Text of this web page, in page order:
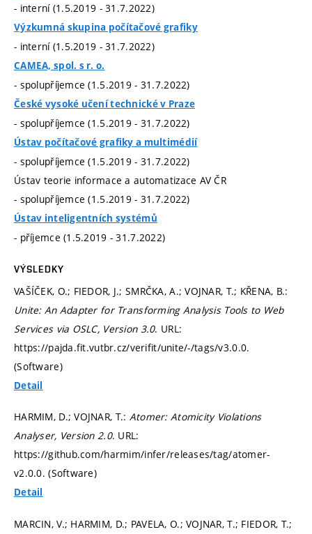
- interní (1.5.2019 - 31.7.2022)
Výzkumná skupina počítačové grafiky
- interní (1.5.2019 - 31.7.2022)
CAMEA, spol. s r. o.
- spolupříjemce (1.5.2019 - 31.7.2022)
České vysoké učení technické v Praze
- spolupříjemce (1.5.2019 - 31.7.2022)
Ústav počítačové grafiky a multimédií
- spolupříjemce (1.5.2019 - 31.7.2022)
Ústav teorie informace a automatizace AV ČR
- spolupříjemce (1.5.2019 - 31.7.2022)
Ústav inteligentních systémů
- příjemce (1.5.2019 - 31.7.2022)
VÝSLEDKY
VAŠÍČEK, O.; FIEDOR, J.; SMRČKA, A.; VOJNAR, T.; KŘENA, B.:
Unite: An Adapter for Transforming Analysis Tools to Web
Services via OSLC, Version 3.0. URL:
https://pajda.fit.vutbr.cz/verifit/unite/-/tags/v3.0.0.
(Software)
Detail
HARMIM, D.; VOJNAR, T.: Atomer: Atomicity Violations
Analyser, Version 2.0. URL:
https://github.com/harmim/infer/releases/tag/atomer-
v2.0.0. (Software)
Detail
MARCIN, V.; HARMIM, D.; PAVELA, O.; VOJNAR, T.; FIEDOR, T.;